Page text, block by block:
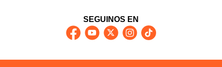
SEGUINOS EN